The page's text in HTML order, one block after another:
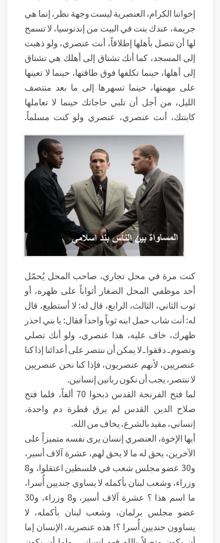
إخواننا الكرام، العنصرية ليست وجهة نظر، إنما هي
جريمة، عندك بنت في البيت من إندنوسيا، لا تسمح
لها أن تتصل بأهلها إطلاقاً، أنت عنصري، ولو ذهبت
إلى المسجد، كما أنك تشتاق إلى أهلك هي تشتاق
إلى أهلها، حينما تكلفها فوق طاقتها، حينما لا تعينها
على مهمتها، حينما تسهرها إلى ما بعد منتصف
الليل، من أجل أن تلبي حاجاتك حينما لا تعاملها
كابنتك، أنت عنصري، عنصري ولو كنت مسلماً.
كنت مرة في محل تجاري، صاحب المحل يُحمّل
أحد موظفي المحل الصغار أثواباً على ظهره، أو
ثوب الثاني، الثالث، الرابع، قال له: لا أستطيع، قال
له: أنت شاب حمل ابنه ثوباً واحداً فقال: يا بني احذر
ظهرك، خاف عليه، هذا عنصري، ولو أنك تصلي
وتصوم ـ دققوا ـ لا يمكن أن ننتصر على أعدائنا إذا كنا
عنصريين، لأنهم عنصريون، فإذا كنا نحن عنصريين
لا ننتصر، يجب أن نكون ربانين إنسانين.
لما فتح الفرنجة القدس ذبحوا 70 ألفاً، فلما فتح
صلاح الدين القدس لم يرق قطرة دم واحدة،
إنساني، مقيد بالشرع، يخاف من الله.
أيها الإخوة، العنصري إنسان يرى نفسه متميزاً على
الآخرين، يحق له ما لا يحق لهم، عشرة آلاف أسير،
و30 عضو مجلس شعب في فلسطين اعتقلوا، و8
وزراء، وشعب لبنان بأكمله لا يساوي جنديين أُسرا،
ما اسم هذا ؟ عشرة آلاف أسير، و8 وزراء، و30
عضو مجلس برلمان، وشعب لبنان بأكمله، لا
يساوون جنديين أُسرا ؟! هذه عنصرية، الإنسان إما